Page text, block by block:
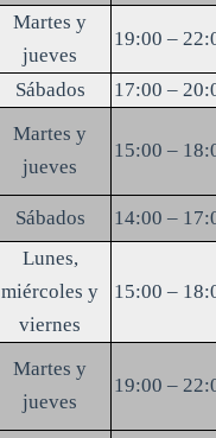
Martes y
jueves
19:00 –
Sábados 17:00 –
Martes y
jueves
15:00 –
Sábados 14:00 –
Lunes,
miércoles y
viernes
15:00 –
Martes y
jueves
19:00 –